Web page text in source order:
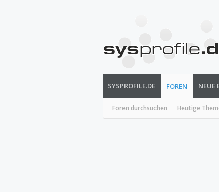
SYSPROFILE.DE FOREN
Foren durchsuchen Heutige
NEUE